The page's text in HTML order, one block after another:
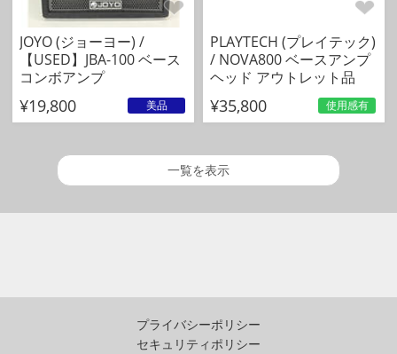
JOYO (ジョーヨー) /
【USED】JBA-100 ベース
コンボアンプ
¥19,800 美品
PLAYTECH (プレイテック)
/ NOVA800 ベースアンプ
ヘッド アウトレット品
¥35,800 使用感有
一覧を表示
プライバシーポリシー
セキュリティポリシー